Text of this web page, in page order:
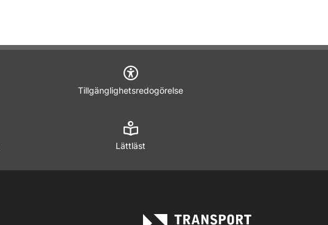
Tillgänglighetsredogörelse
Lättläst